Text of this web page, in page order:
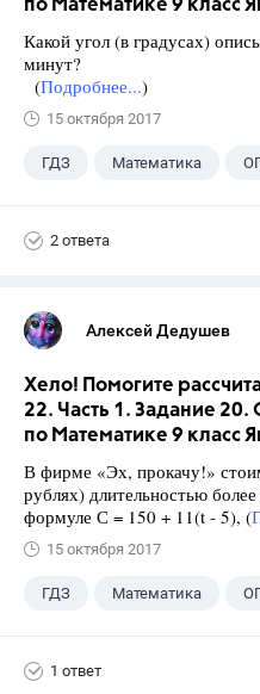
по Математике 9 класс
Какой угол (в градусах)
минут?
(Подробнее...)
15 октября 2017
ГДЗ Математика
2 ответа
Алексей Дедушев
Хело! Помогите
22. Часть 1. Задание 20.
по Математике 9 класс
В фирме «Эх, прокачу!»
рублях) длительностью
формуле С = 150 + 11(t - 5), (
15 октября 2017
ГДЗ Математика
1 ответ